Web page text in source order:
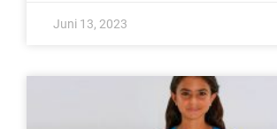
Juni 13, 2023